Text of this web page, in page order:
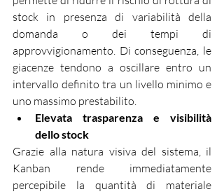
stock in presenza di variabilità della
domanda o dei tempi di
approvvigionamento. Di conseguenza, le
giacenze tendono a oscillare entro un
intervallo definito tra un livello minimo e
uno massimo prestabilito.
Elevata trasparenza e visibilità
dello stock
Grazie alla natura visiva del sistema, il
Kanban rende immediatamente
percepibile la quantità di materiale